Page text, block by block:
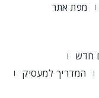
מפת אתר
חדש
המדריך למעסיק